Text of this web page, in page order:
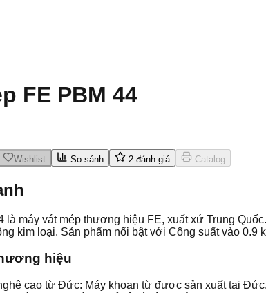
FE PBM 44
Wishlist So sánh 2 đánh giá Catalog
là máy vát mép thương hiệu FE, xuất xứ Trung
kim loại. Sản phẩm nổi bật với Công suất vào
hiệu
cao từ Đức: Máy khoan từ được sản xuất tại